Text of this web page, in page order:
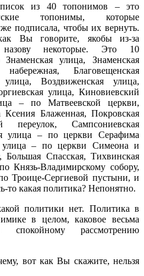
из 40 топонимов – это
топонимы, которые
подписала, чтобы их вернуть.
Вы говорите, якобы из-за
назову некоторые. Это 10
улица, Знаменская
Благовещенская
Воздвиженская улица,
улица, Киновиевский
– по Матвеевской церкви,
Блаженная, Покровская
переулок, Сампсониевская
улица – по церкви Серафима
улица – по церкви Симеона и
Спасская, Тихвинская
Князь-Владимирскому собору,
Троице-Сергиевой пустыни, и
то какая политика? Непонятно.
политики нет. Политика в
в целом, каковое весьма
рассмотрению
вот как Вы скажите, нельзя